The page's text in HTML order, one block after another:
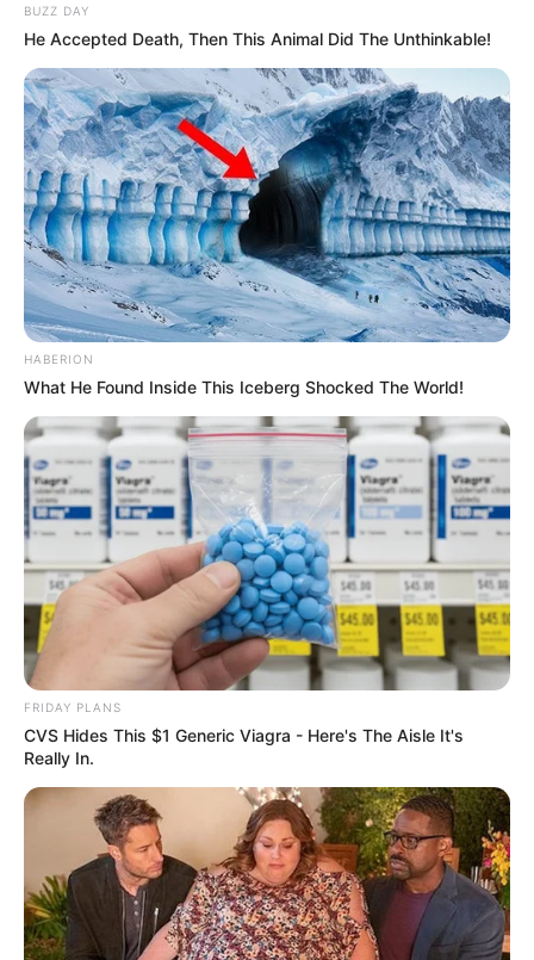
BUZZ DAY
He Accepted Death, Then This Animal Did The Unthinkable!
HABERION
What He Found Inside This Iceberg Shocked The World!
FRIDAY PLANS
CVS Hides This $1 Generic Viagra - Here's The Aisle It's
Really In.